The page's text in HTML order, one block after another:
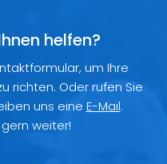
helfen?
um Ihre
richten. Oder rufen Sie
uns eine E-Mail.
weiter!